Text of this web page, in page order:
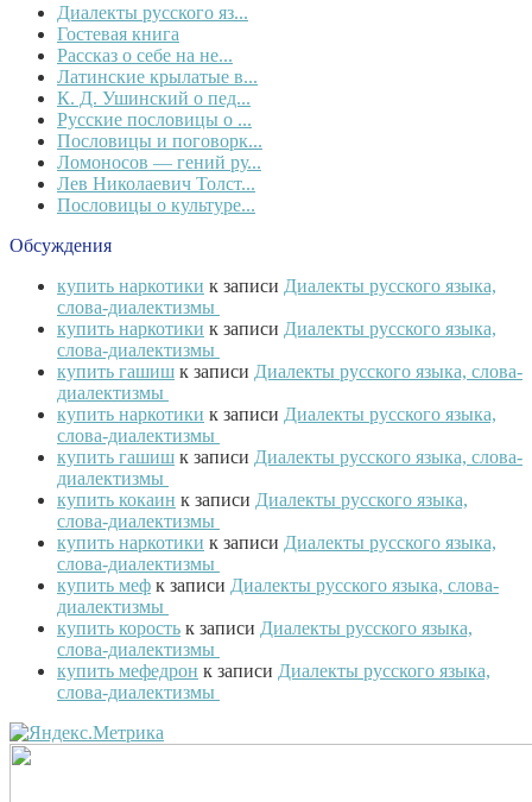
Диалекты русского яз...
Гостевая книга
Рассказ о себе на не...
Латинские крылатые в...
К. Д. Ушинский о пед...
Русские пословицы о ...
Пословицы и поговорк...
Ломоносов — гений ру...
Лев Николаевич Толст...
Пословицы о культуре...
Обсуждения
купить наркотики к записи Диалекты русского языка,
слова-диалектизмы
купить наркотики к записи Диалекты русского языка,
слова-диалектизмы
купить гашиш к записи Диалекты русского языка, слова-
диалектизмы
купить наркотики к записи Диалекты русского языка,
слова-диалектизмы
купить гашиш к записи Диалекты русского языка, слова-
диалектизмы
купить кокаин к записи Диалекты русского языка,
слова-диалектизмы
купить наркотики к записи Диалекты русского языка,
слова-диалектизмы
купить меф к записи Диалекты русского языка, слова-
диалектизмы
купить корость к записи Диалекты русского языка,
слова-диалектизмы
купить мефедрон к записи Диалекты русского языка,
слова-диалектизмы